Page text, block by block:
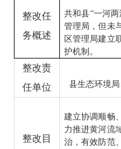
整改任
务概述
共和县“一河
管理局，但未
区管理局建立
护机制。
整改责
任单位
县生态环境
整改目
建立协调顺畅
力推进黄河流
治，有效防范